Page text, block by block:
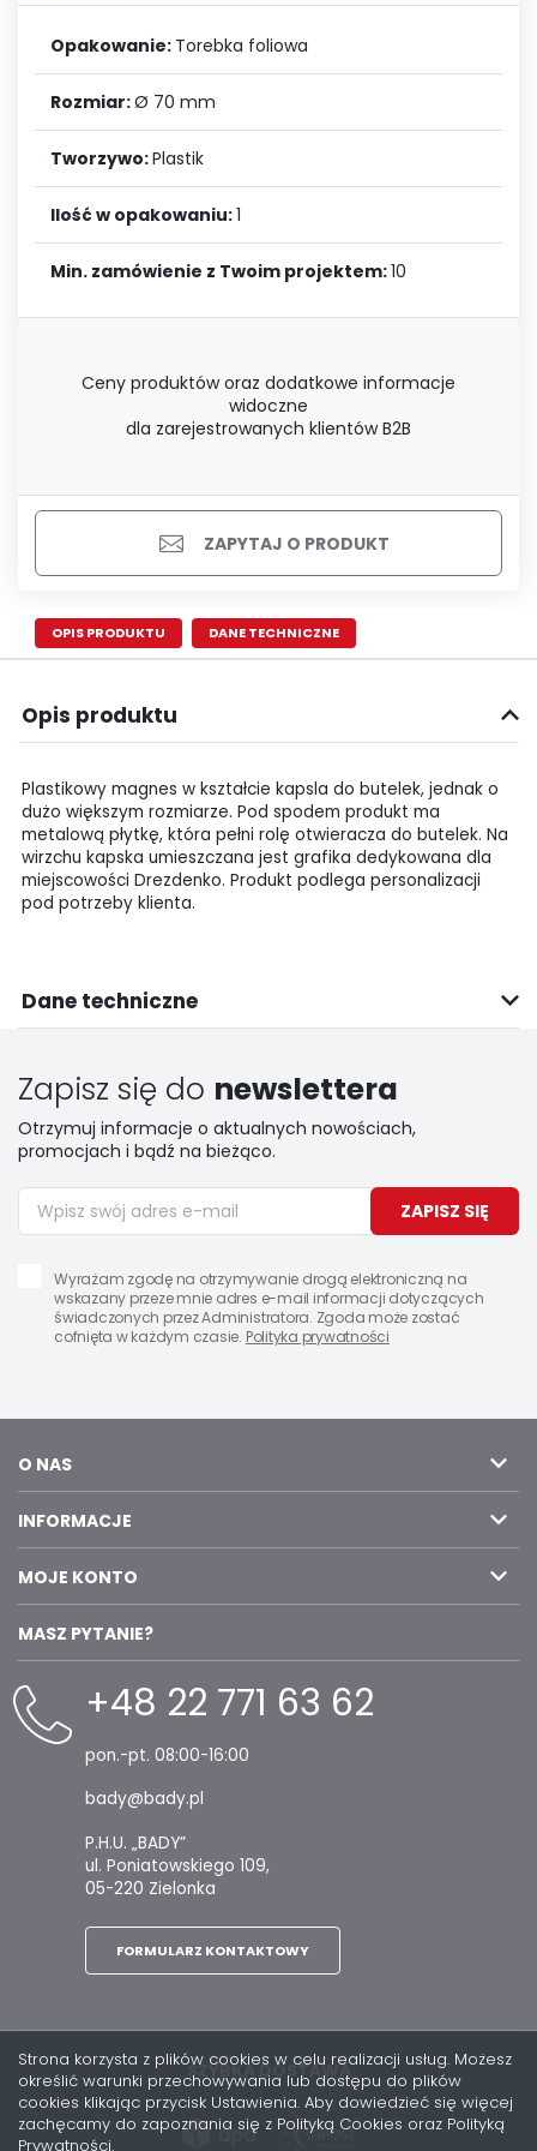
Opakowanie: Torebka foliowa
Rozmiar:Ø 70 mm
Tworzywo:Plastik
Ilość w opakowaniu:1
Min. zamówienie z Twoim projektem:10
Ceny produktów oraz dodatkowe informacje
widoczne
dla zarejestrowanych klientów B2B
ZAPYTAJ O PRODUKT
OPIS PRODUKTU DANE TECHNICZNE
Opis produktu
Plastikowy magnes w kształcie kapsla do butelek, jednak o
dużo większym rozmiarze. Pod spodem produkt ma
metalową płytkę, która pełni rolę otwieracza do butelek. Na
wirzchu kapska umieszczana jest grafika dedykowana dla
miejscowości Drezdenko. Produkt podlega personalizacji
pod potrzeby klienta.
Dane techniczne
Zapisz się do newslettera
Otrzymuj informacje o aktualnych nowościach,
promocjach i bądź na bieżąco.
ZAPISZ SIĘ
Wyrażam zgodę na otrzymywanie drogą elektroniczną na
wskazany przeze mnie adres e-mail informacji dotyczących
świadczonych przez Administratora. Zgoda może zostać
cofnięta w każdym czasie. Polityka prywatności
O NAS
INFORMACJE
MOJE KONTO
MASZ PYTANIE?
+48 22 771 63 62
pon.-pt. 08:00-16:00
bady@bady.pl
P.H.U. „BADY”
ul. Poniatowskiego 109,
05-220 Zielonka
FORMULARZ KONTAKTOWY
SZYBKA DOSTAWA
Strona korzysta z plików cookies w celu realizacji usług. Możesz
określić warunki przechowywania lub dostępu do plików
cookies klikając przycisk Ustawienia. Aby dowiedzieć się więcej
zachęcamy do zapoznania się z Polityką Cookies oraz Polityką
Prywatności.